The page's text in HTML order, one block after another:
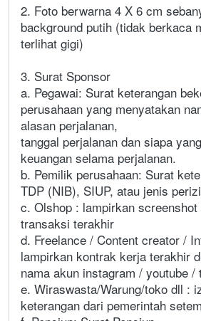
2. Foto berwarna 4 X 6 cm
background putih (tidak berkaca
terlihat gigi)
3. Surat Sponsor
a. Pegawai: Surat keterangan
perusahaan yang menyatakan
alasan perjalanan,
tanggal perjalanan dan siapa
keuangan selama perjalanan.
b. Pemilik perusahaan: Surat
TDP (NIB), SIUP, atau jenis
c. Olshop : lampirkan
transaksi terakhir
d. Freelance / Content creator /
lampirkan kontrak kerja terakhir
nama akun instagram / youtube /
e. Wiraswasta/Warung/toko dll :
keterangan dari pemerintah